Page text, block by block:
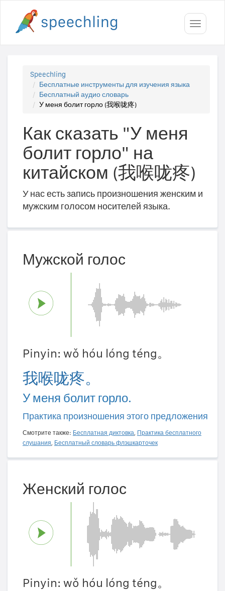
Toggle
Speechling
Бесплатные инструменты для изучения языка
Бесплатный аудио словарь
У меня болит горло (我喉咙疼)
Как сказать "У меня
болит горло" на
китайском (我喉咙疼)
У нас есть запись произношения женским и
мужским голосом носителей языка.
Мужской голос
Pinyin: wǒ hóu lóng téng。
我喉咙疼。
У меня болит горло.
Практика произношения этого предложения
Смотрите также: Бесплатная диктовка, Практика бесплатного
слушания, Бесплатный словарь флэшкарточек
Женский голос
Pinyin: wǒ hóu lóng téng。